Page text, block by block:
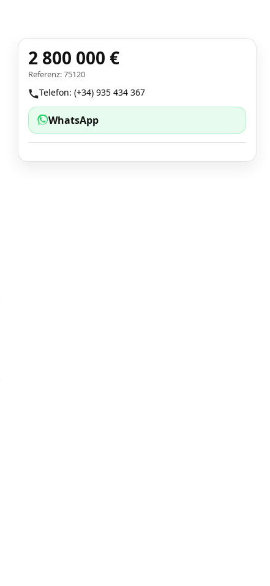
2 800 000 €
Referenz: 75120
Telefon: (+34) 935 434 367
WhatsApp